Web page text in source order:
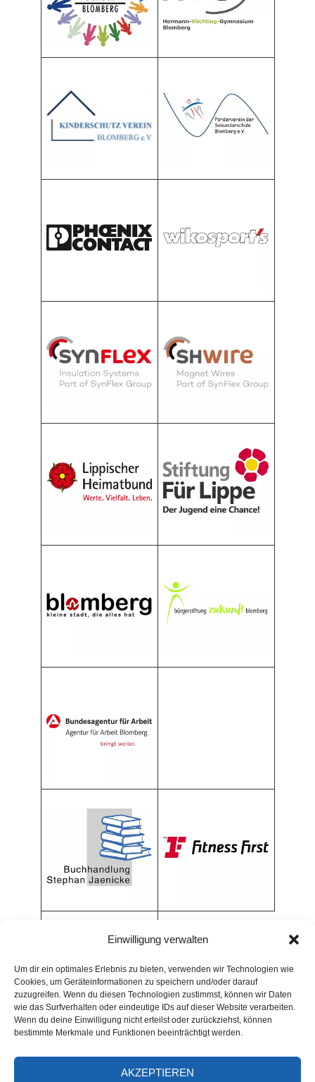
Einwilligung verwalten
Um dir ein optimales Erlebnis zu bieten, verwenden wir Technologien wie
Cookies, um Geräteinformationen zu speichern und/oder darauf
zuzugreifen. Wenn du diesen Technologien zustimmst, können wir Daten
wie das Surfverhalten oder eindeutige IDs auf dieser Website verarbeiten.
Wenn du deine Einwilligung nicht erteilst oder zurückziehst, können
bestimmte Merkmale und Funktionen beeinträchtigt werden.
AKZEPTIEREN